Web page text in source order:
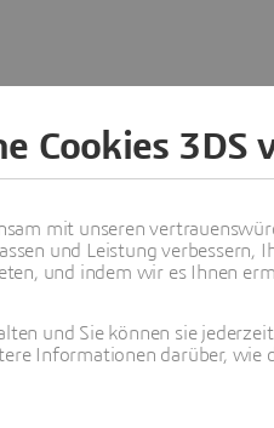
Cookies 3DS
mit unseren
und Leistung
und indem wir es Ihnen
und Sie können sie
Informationen darüber, wie